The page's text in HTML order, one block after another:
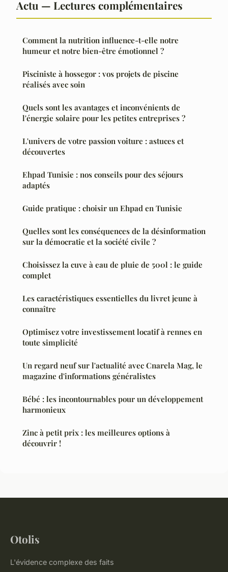
Actu — Lectures complémentaires
Comment la nutrition influence-t-elle notre
humeur et notre bien-être émotionnel ?
Pisciniste à hossegor : vos projets de piscine
réalisés avec soin
Quels sont les avantages et inconvénients de
l'énergie solaire pour les petites entreprises ?
L'univers de votre passion voiture : astuces et
découvertes
Ehpad Tunisie : nos conseils pour des séjours
adaptés
Guide pratique : choisir un Ehpad en Tunisie
Quelles sont les conséquences de la désinformation
sur la démocratie et la société civile ?
Choisissez la cuve à eau de pluie de 500l : le guide
complet
Les caractéristiques essentielles du livret jeune à
connaître
Optimisez votre investissement locatif à rennes en
toute simplicité
Un regard neuf sur l'actualité avec Cnarela Mag, le
magazine d'informations généralistes
Bébé : les incontournables pour un développement
harmonieux
Zinc à petit prix : les meilleures options à
découvrir !
Otolis
L'évidence complexe des faits